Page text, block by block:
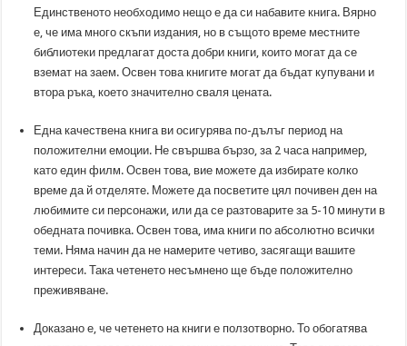
Единственото необходимо нещо е да си набавите книга. Вярно
е, че има много скъпи издания, но в същото време местните
библиотеки предлагат доста добри книги, които могат да се
вземат на заем. Освен това книгите могат да бъдат купувани и
втора ръка, което значително сваля цената.
Една качествена книга ви осигурява по-дълъг период на
положителни емоции. Не свършва бързо, за 2 часа например,
като един филм. Освен това, вие можете да избирате колко
време да й отделяте. Можете да посветите цял почивен ден на
любимите си персонажи, или да се разтоварите за 5-10 минути в
обедната почивка. Освен това, има книги по абсолютно всички
теми. Няма начин да не намерите четиво, засягащи вашите
интереси. Така четенето несъмнено ще бъде положително
преживяване.
Доказано е, че четенето на книги е ползотворно. То обогатява